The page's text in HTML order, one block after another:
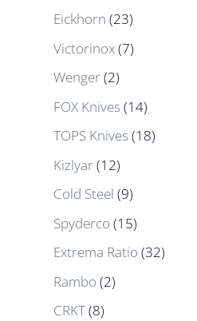
Eickhorn (23)
Victorinox(7)
Wenger(2)
FOX Knives (14)
TOPS Knives (18)
Kizlyar(12)
Cold Steel (9)
Spyderco (15)
Extrema Ratio (32)
Rambo (2)
CRKT(8)